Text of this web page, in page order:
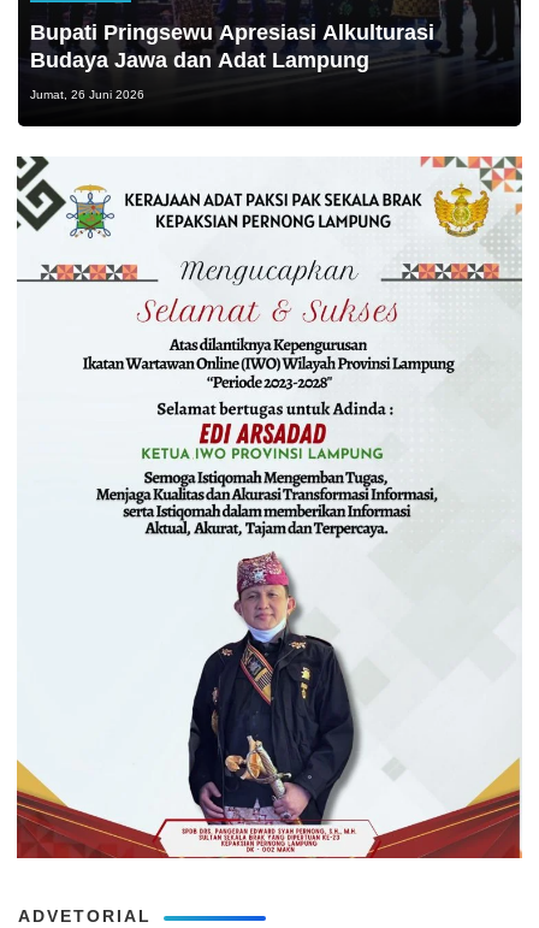
Bupati Pringsewu Apresiasi Alkulturasi
Budaya Jawa dan Adat Lampung
Jumat, 26 Juni 2026
ADVETORIAL